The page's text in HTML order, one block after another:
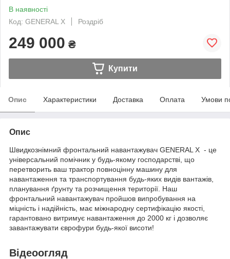
В наявності
Код: GENERAL X
Роздріб
249 000 ₴
Купити
Опис Характеристики Доставка Оплата Умови
Опис
Швидкознімний фронтальний навантажувач GENERAL X - це
універсальний помічник у будь-якому господарстві, що
перетворить ваш трактор повноцінну машину для
навантаження та транспортування будь-яких видів вантажів,
планування ґрунту та розчищення території. Наш
фронтальний навантажувач пройшов випробування на
міцність і надійність, має міжнародну сертифікацію якості,
гарантовано витримує навантаження до 2000 кг і дозволяє
завантажувати єврофури будь-якої висоти!
Відеоогляд